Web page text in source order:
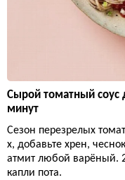
Сырой томатный соус
минут
Сезон перезрелых
х, добавьте хрен,
атмит любой варёный.
капли пота.